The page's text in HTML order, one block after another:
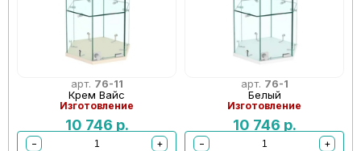
арт. 76-11
Крем Вайс
Изготовление
10 746 р.
−
+
арт. 76-1
Белый
Изготовление
10 746 р.
−
+